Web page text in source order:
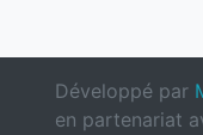
Développé par
en partenariat